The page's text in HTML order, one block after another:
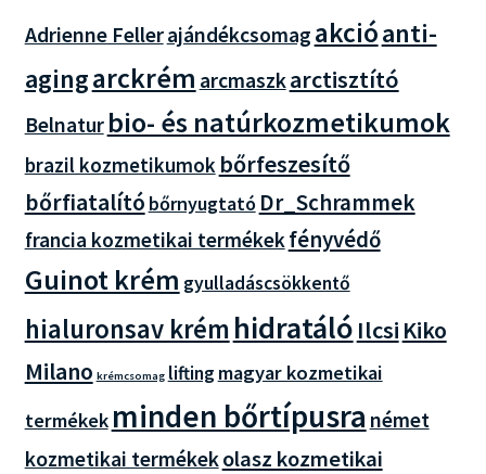
Adrienne Fellerajándékcsomag akcióanti-
agingarckrém arcmaszkarctisztító
Belnatur bio- és natúrkozmetikumok
brazil kozmetikumok bőrfeszesítő
bőrfiatalító bőrnyugtató Dr_Schrammek
francia kozmetikai termékek fényvédő
Guinot krém gyulladáscsökkentő
hialuronsav krémhidratáló Ilcsi Kiko
Milano krémcsomag lifting magyar kozmetikai
termékek minden bőrtípusra német
kozmetikai termékekolasz kozmetikai